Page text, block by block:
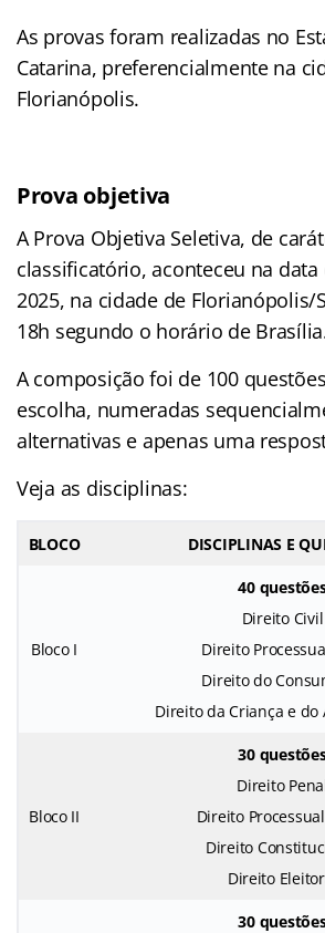
As provas foram realizadas no
Catarina, preferencialmente na
Florianópolis.
Prova objetiva
A Prova Objetiva Seletiva, de
classificatório, aconteceu na
2025, na cidade de Florianópolis/
18h segundo o horário de
A composição foi de 100
escolha, numeradas
alternativas e apenas uma
Veja as disciplinas:
BLOCO DISCIPLINAS E
Bloco I
40
Direito Civil
Direito
Direito do
Direito da Criança e do
Bloco II
30
Direito
Direito
Direito
Direito
30